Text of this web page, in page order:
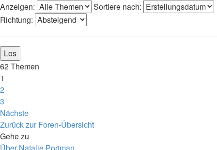
Anzeigen:
Sortiere nach:
Richtung:
62 Themen
1
2
3
Nächste
Zurück zur Foren-Übersicht
Gehe zu